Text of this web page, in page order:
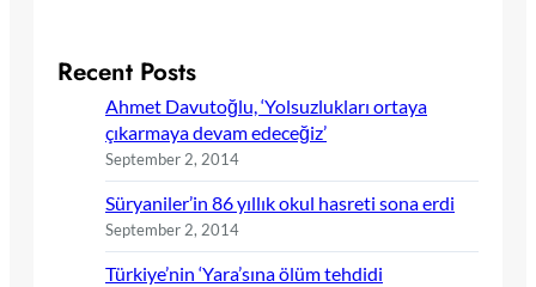
Recent Posts
Ahmet Davutoğlu, ‘Yolsuzlukları ortaya
çıkarmaya devam edeceğiz’
September 2, 2014
Süryaniler’in 86 yıllık okul hasreti sona erdi
September 2, 2014
Türkiye’nin ‘Yara’sına ölüm tehdidi